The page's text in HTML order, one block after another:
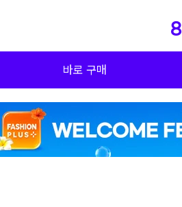
바로 구매